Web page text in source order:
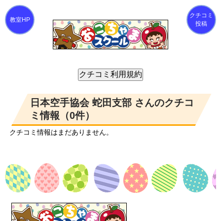
クチコミ
投稿
日本空手協会 蛇田支部 さんのクチコ
ミ情報（0件）
クチコミ情報はまだありません。